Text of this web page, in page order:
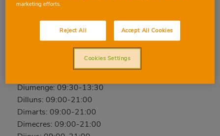
Telèfon: 96 285 06 07
Obert ara
Divendres: 09:00-21:00
Diumenge: 09:30-13:30
Dilluns: 09:00-21:00
Dimarts: 09:00-21:00
Dimecres: 09:00-21:00
marketing efforts.
Reject All Accept All Cookies
Cookies Settings